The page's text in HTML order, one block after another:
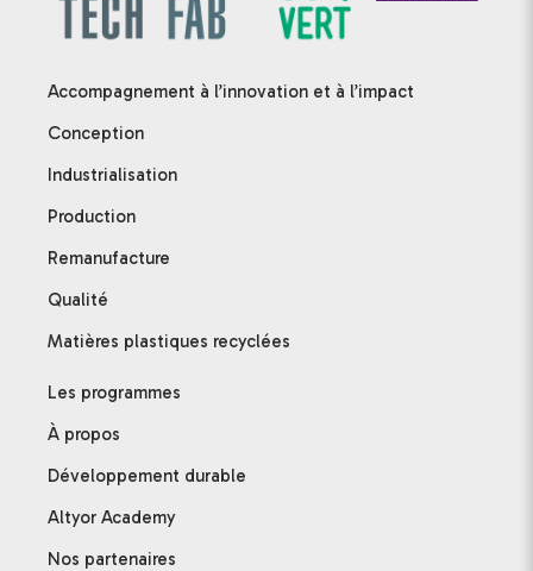
Accompagnement à l’innovation et à l’impact
Conception
Industrialisation
Production
Remanufacture
Qualité
Matières plastiques recyclées
Les programmes
À propos
Développement durable
Altyor Academy
Nos partenaires